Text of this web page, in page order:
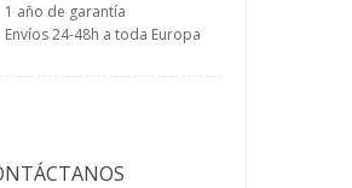
1 año de garantía
Envíos 24-48h a toda Europa